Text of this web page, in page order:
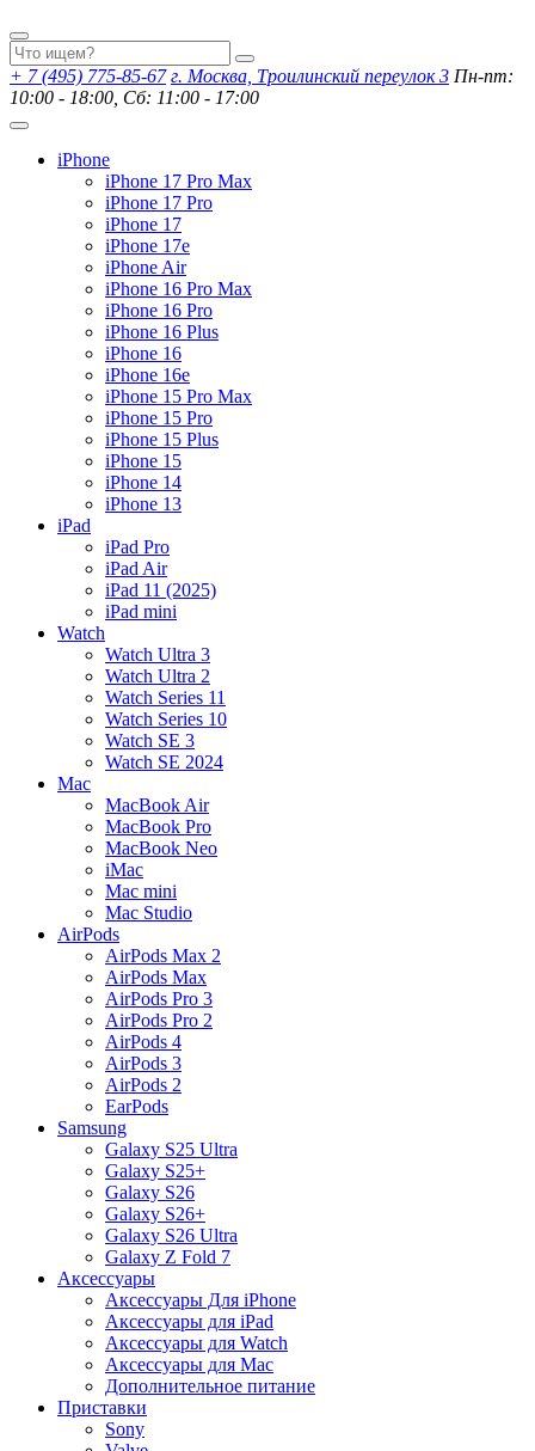
+ 7 (495) 775-85-67 г. Москва, Троилинский переулок 3 Пн-пт:
10:00 - 18:00, Сб: 11:00 - 17:00
iPhone
iPhone 17 Pro Max
iPhone 17 Pro
iPhone 17
iPhone 17e
iPhone Air
iPhone 16 Pro Max
iPhone 16 Pro
iPhone 16 Plus
iPhone 16
iPhone 16e
iPhone 15 Pro Max
iPhone 15 Pro
iPhone 15 Plus
iPhone 15
iPhone 14
iPhone 13
iPad
iPad Pro
iPad Air
iPad 11 (2025)
iPad mini
Watch
Watch Ultra 3
Watch Ultra 2
Watch Series 11
Watch Series 10
Watch SE 3
Watch SE 2024
Mac
MacBook Air
MacBook Pro
MacBook Neo
iMac
Mac mini
Mac Studio
AirPods
AirPods Max 2
AirPods Max
AirPods Pro 3
AirPods Pro 2
AirPods 4
AirPods 3
AirPods 2
EarPods
Samsung
Galaxy S25 Ultra
Galaxy S25+
Galaxy S26
Galaxy S26+
Galaxy S26 Ultra
Galaxy Z Fold 7
Аксессуары
Аксессуары Для iPhone
Аксессуары для iPad
Аксессуары для Watch
Аксессуары для Mac
Дополнительное питание
Приставки
Sony